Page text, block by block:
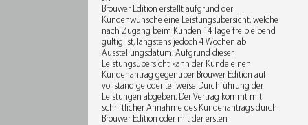
Brouwer Edition erstellt aufgrund der
Kundenwünsche eine Leistungsübersicht, welche
nach Zugang beim Kunden 14 Tage freibleibend
gültig ist, längstens jedoch 4 Wochen ab
Ausstellungsdatum. Aufgrund dieser
Leistungsübersicht kann der Kunde einen
Kundenantrag gegenüber Brouwer Edition auf
vollständige oder teilweise Durchführung der
Leistungen abgeben. Der Vertrag kommt mit
schriftlicher Annahme des Kundenantrags durch
Brouwer Edition oder mit der ersten